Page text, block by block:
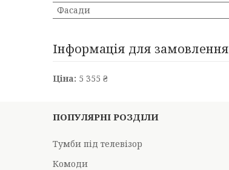
Фасади
Інформація для замовлення
Ціна: 5 355 ₴
ПОПУЛЯРНІ РОЗДІЛИ
Тумби під телевізор
Комоди